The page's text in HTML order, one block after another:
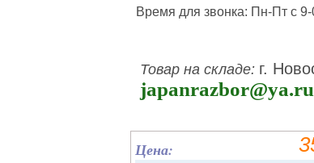
Время для звонка: Пн-Пт с
Товар на складе: г.
japanrazbor@ya.ru
Цена: